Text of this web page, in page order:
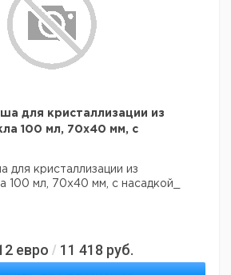
для кристаллизации из
100 мл, 70x40 мм, с
для кристаллизации из
100 мл, 70x40 мм, с насадкой_
евро / 11 418 руб.